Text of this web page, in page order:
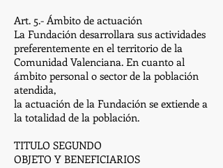
Art. 5.- Ámbito de actuación
La Fundación desarrollara sus actividades
preferentemente en el territorio de la
Comunidad Valenciana. En cuanto al
ámbito personal o sector de la población
atendida,
la actuación de la Fundación se extiende a
la totalidad de la población.
TITULO SEGUNDO
OBJETO Y BENEFICIARIOS